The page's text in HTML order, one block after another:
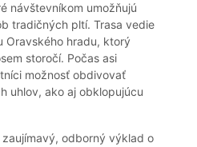
návštevníkom umožňujú
tradičných pltí. Trasa vedie
Oravského hradu, ktorý
storočí. Počas asi
možnosť obdivovať
uhlov, ako aj obklopujúcu
odborný výklad o